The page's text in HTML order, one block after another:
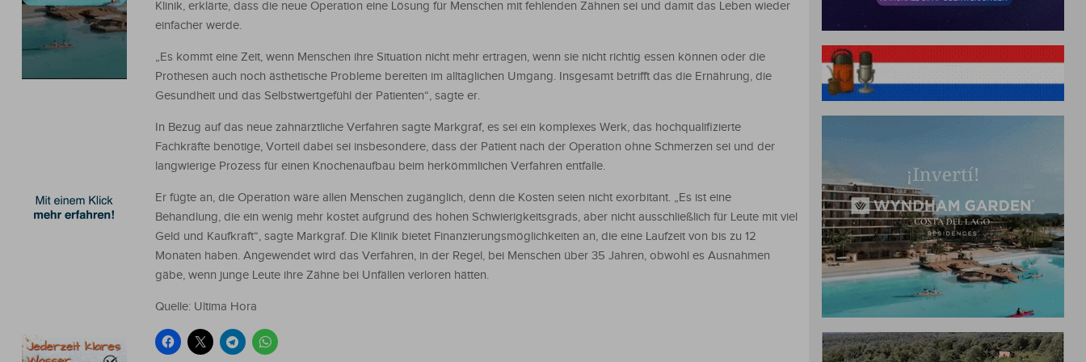
Klinik, erklärte, dass die neue Operation eine Lösung für Menschen mit fehlenden Zähnen sei und damit das Leben wieder
einfacher werde.
„Es kommt eine Zeit, wenn Menschen ihre Situation nicht mehr ertragen, wenn sie nicht richtig essen können oder die
Prothesen auch noch ästhetische Probleme bereiten im alltäglichen Umgang. Insgesamt betrifft das die Ernährung, die
Gesundheit und das Selbstwertgefühl der Patienten“, sagte er.
In Bezug auf das neue zahnärztliche Verfahren sagte Markgraf, es sei ein komplexes Werk, das hochqualifizierte
Fachkräfte benötige, Vorteil dabei sei insbesondere, dass der Patient nach der Operation ohne Schmerzen sei und der
langwierige Prozess für einen Knochenaufbau beim herkömmlichen Verfahren entfalle.
Er fügte an, die Operation wäre allen Menschen zugänglich, denn die Kosten seien nicht exorbitant. „Es ist eine
Behandlung, die ein wenig mehr kostet aufgrund des hohen Schwierigkeitsgrads, aber nicht ausschließlich für Leute mit viel
Geld und Kaufkraft“, sagte Markgraf. Die Klinik bietet Finanzierungsmöglichkeiten an, die eine Laufzeit von bis zu 12
Monaten haben. Angewendet wird das Verfahren, in der Regel, bei Menschen über 35 Jahren, obwohl es Ausnahmen
gäbe, wenn junge Leute ihre Zähne bei Unfällen verloren hätten.
Quelle: Ultima Hora